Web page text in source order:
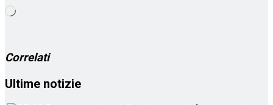
Caricamento
Correlati
Ultime notizie